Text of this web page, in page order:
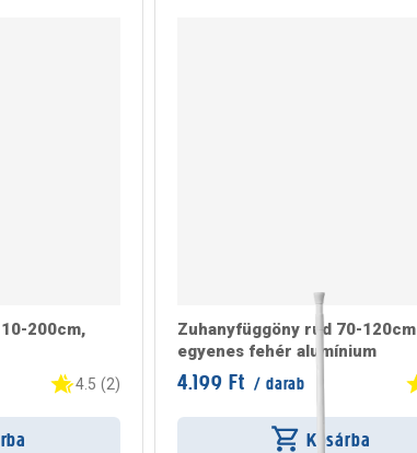
200cm,
4.5 (2)
Zuhanyfüggöny rúd 70-120cm
egyenes fehér alumínium
4.199 Ft / darab
Kosárba